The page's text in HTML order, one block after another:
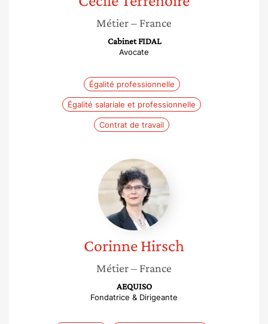
Métier– France
Cabinet FIDAL
Avocate
Égalité professionnelle
Égalité salariale et professionnelle
Contrat de travail
Corinne
Hirsch
CorinneHirsch
Métier– France
AEQUISO
Fondatrice & Dirigeante